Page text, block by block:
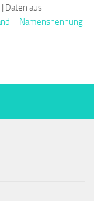
| Daten aus
– Namensnennung